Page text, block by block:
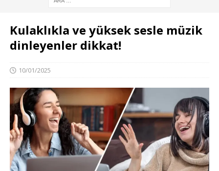
Kulaklıkla ve yüksek sesle müzik
dinleyenler dikkat!
10/01/2025